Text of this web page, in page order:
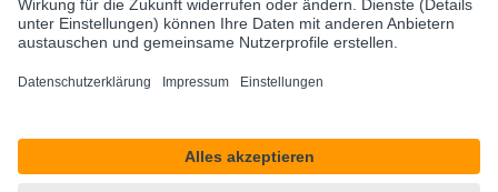
Datenschutz
Privatsphären-Einstellungen anpassen